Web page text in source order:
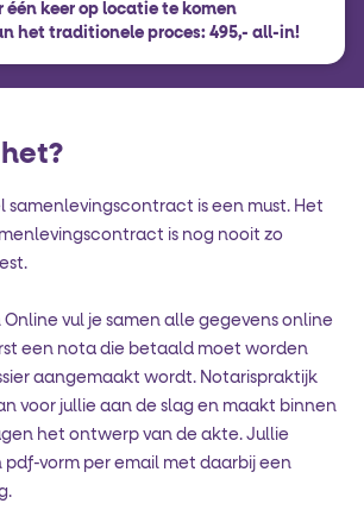
één keer op locatie te komen
het traditionele proces: 495,- all-in!
het?
samenlevingscontract is een must. Het
is nog nooit zo
vul je samen alle gegevens online
een nota die betaald moet worden
aangemaakt wordt. Notarispraktijk
voor jullie aan de slag en maakt binnen
het ontwerp van de akte. Jullie
vorm per email met daarbij een